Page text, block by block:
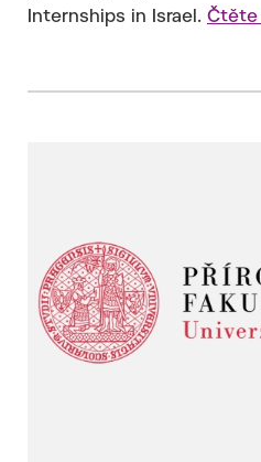
Internships in Israel. Čtěte